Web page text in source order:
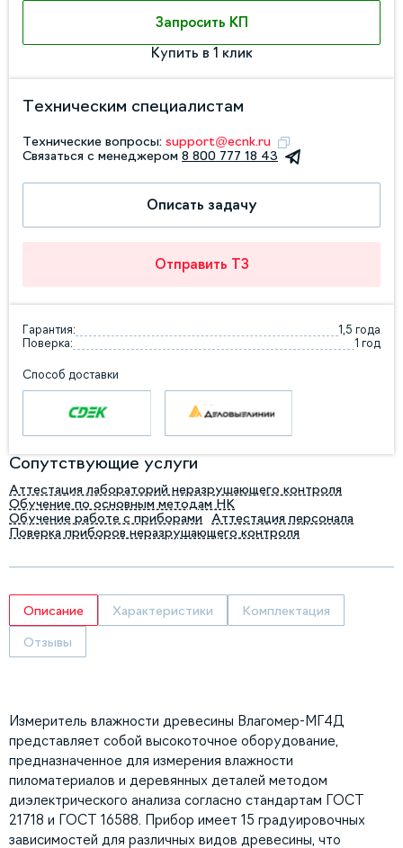
Запросить КП
Купить в 1 клик
Техническим специалистам
Технические вопросы: support@ecnk.ru
Связаться с менеджером 8 800 777 18 43
Описать задачу
Отправить ТЗ
Гарантия:
1,5 года
Поверка:
1 год
Способ доставки
Сопутствующие услуги
Аттестация лабораторий неразрушающего контроля
Обучение по основным методам НК
Обучение работе с приборами
Аттестация персонала
Поверка приборов неразрушающего контроля
Описание Характеристики Комплектация
Отзывы
Измеритель влажности древесины Влагомер-МГ4Д
представляет собой высокоточное оборудование,
предназначенное для измерения влажности
пиломатериалов и деревянных деталей методом
диэлектрического анализа согласно стандартам ГОСТ
21718 и ГОСТ 16588. Прибор имеет 15 градуировочных
зависимостей для различных видов древесины, что